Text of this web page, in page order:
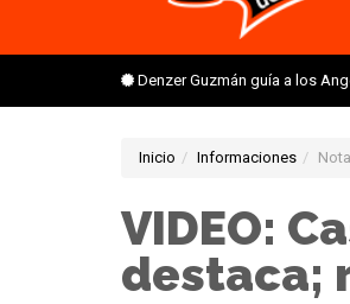
Denzer Guzmán guía a los
Inicio Informaciones
VIDEO:
destaca;